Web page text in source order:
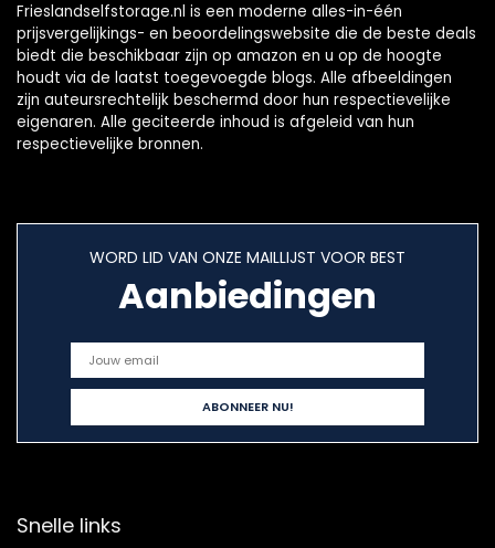
Frieslandselfstorage.nl is een moderne alles-in-één
prijsvergelijkings- en beoordelingswebsite die de beste deals
biedt die beschikbaar zijn op amazon en u op de hoogte
houdt via de laatst toegevoegde blogs. Alle afbeeldingen
zijn auteursrechtelijk beschermd door hun respectievelijke
eigenaren. Alle geciteerde inhoud is afgeleid van hun
respectievelijke bronnen.
WORD LID VAN ONZE MAILLIJST VOOR BEST
Aanbiedingen
Snelle links